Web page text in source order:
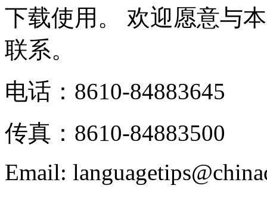
下载使用。 欢迎愿意与
联系。
电话：8610-84883645
传真：8610-84883500
Email: